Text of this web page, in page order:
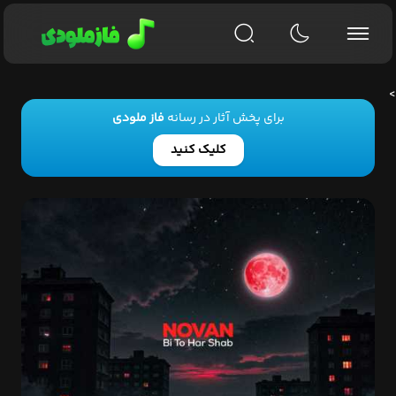
برای پخش آثار در رسانهفاز ملودی
کلیک کنید
چرا شب اینجوریه
>